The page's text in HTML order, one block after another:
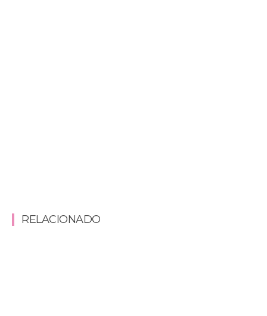
RELACIONADO